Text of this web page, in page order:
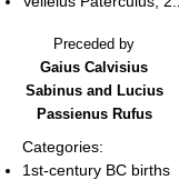
Preceded by
Gaius Calvisius
Sabinus and Lucius
Passienus Rufus
Categories:
1st-century BC births